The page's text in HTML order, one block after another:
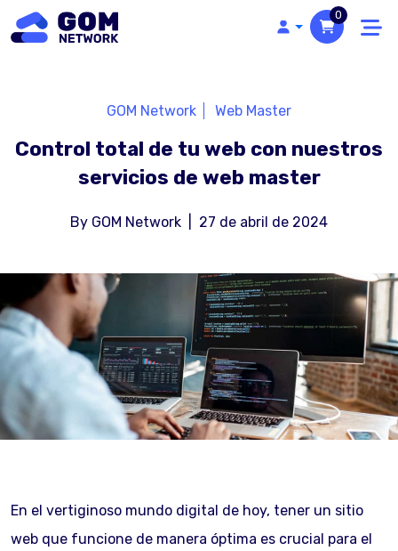
0
Control total de tu web con nuestros
servicios de web master
GOM Network Web Master
By GOM Network 27 de abril de 2024
En el vertiginoso mundo digital de hoy, tener un sitio
web que funcione de manera óptima es crucial para el